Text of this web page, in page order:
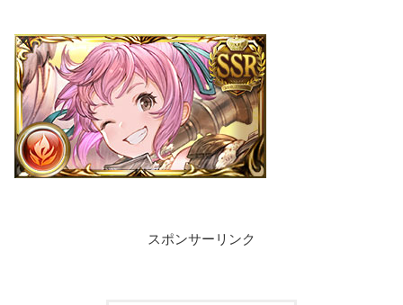
スポンサーリンク